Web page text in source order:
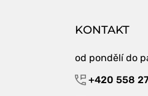
KONTAKT
od pondělí do
+420 558